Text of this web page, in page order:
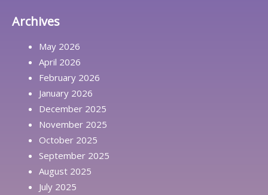
Archives
May 2026
April 2026
February 2026
January 2026
December 2025
November 2025
October 2025
September 2025
August 2025
July 2025